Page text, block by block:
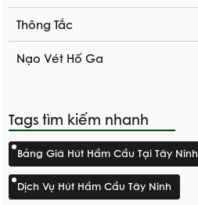
Thông Tắc
Nạo Vét Hố Ga
Tags tìm kiếm nhanh
Bảng Giá Hút Hầm Cầu Tại Tây Ninh
Dịch Vụ Hút Hầm Cầu Tây Ninh